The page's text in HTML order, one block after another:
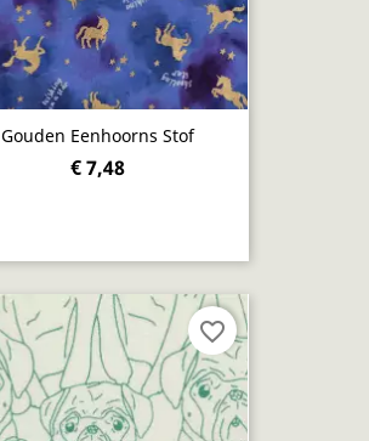
Gouden Eenhoorns Stof
€ 7,48
favorite_border